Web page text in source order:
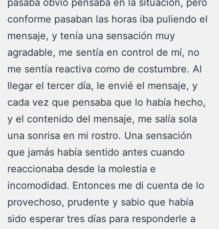
pasaba obvio pensaba en la situación, pero
conforme pasaban las horas iba puliendo el
mensaje, y tenía una sensación muy
agradable, me sentía en control de mí, no
me sentía reactiva como de costumbre. Al
llegar el tercer día, le envié el mensaje, y
cada vez que pensaba que lo había hecho,
y el contenido del mensaje, me salía sola
una sonrisa en mi rostro. Una sensación
que jamás había sentido antes cuando
reaccionaba desde la molestia e
incomodidad. Entonces me di cuenta de lo
provechoso, prudente y sabio que había
sido esperar tres días para responderle a